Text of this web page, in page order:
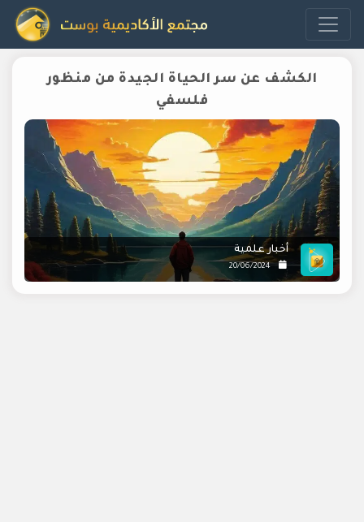
الكشف عن سر الحياة الجيدة من منظور
فلسفي
أخبار علمية
20/06/2024